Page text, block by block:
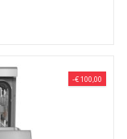
-€ 100,00